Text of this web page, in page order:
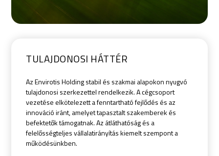
TULAJDONOSI HÁTTÉR
Az Envirotis Holding stabil és szakmai alapokon nyugvó
tulajdonosi szerkezettel rendelkezik. A cégcsoport
vezetése elkötelezett a fenntartható fejlődés és az
innováció iránt, amelyet tapasztalt szakemberek és
befektetők támogatnak. Az átláthatóság és a
felelősségteljes vállalatirányítás kiemelt szempont a
működésünkben.